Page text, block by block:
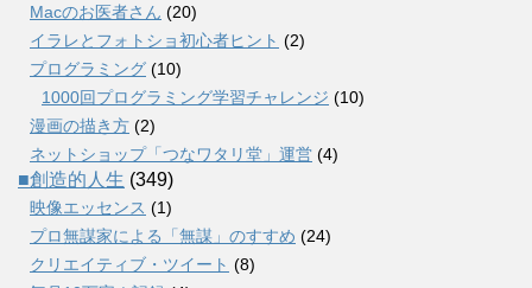
Macのお医者さん (20)
イラレとフォトショ初心者ヒント (2)
プログラミング (10)
1000回プログラミング学習チャレンジ (10)
漫画の描き方 (2)
ネットショップ「つなワタリ堂」運営 (4)
■創造的人生 (349)
映像エッセンス (1)
プロ無謀家による「無謀」のすすめ (24)
クリエイティブ・ツイート (8)